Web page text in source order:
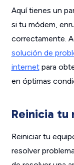
Aquí tienes un
si tu módem,
correctamente.
solución de
internetpara
en óptimas
Reinicia tu
Reiniciar tu
resolver